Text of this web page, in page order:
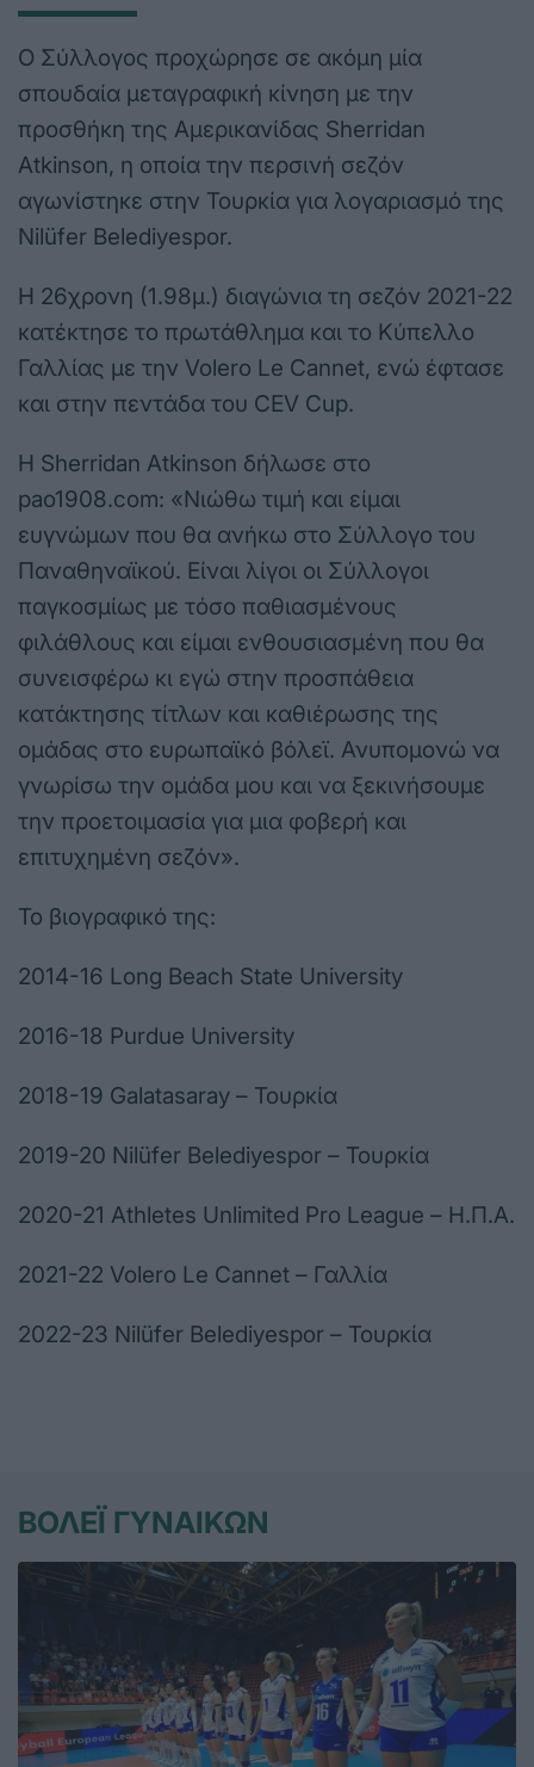
Ο Σύλλογος προχώρησε σε ακόμη μία
σπουδαία μεταγραφική κίνηση με την
προσθήκη της Αμερικανίδας Sherridan
Atkinson, η οποία την περσινή σεζόν
αγωνίστηκε στην Τουρκία για λογαριασμό της
Nilüfer Belediyespor.
Η 26χρονη (1.98μ.) διαγώνια τη σεζόν 2021-22
κατέκτησε το πρωτάθλημα και το Κύπελλο
Γαλλίας με την Volero Le Cannet, ενώ έφτασε
και στην πεντάδα του CEV Cup.
Η Sherridan Atkinson δήλωσε στο
pao1908.com: «Νιώθω τιμή και είμαι
ευγνώμων που θα ανήκω στο Σύλλογο του
Παναθηναϊκού. Είναι λίγοι οι Σύλλογοι
παγκοσμίως με τόσο παθιασμένους
φιλάθλους και είμαι ενθουσιασμένη που θα
συνεισφέρω κι εγώ στην προσπάθεια
κατάκτησης τίτλων και καθιέρωσης της
ομάδας στο ευρωπαϊκό βόλεϊ. Ανυπομονώ να
γνωρίσω την ομάδα μου και να ξεκινήσουμε
την προετοιμασία για μια φοβερή και
επιτυχημένη σεζόν».
Το βιογραφικό της:
2014-16 Long Beach State University
2016-18 Purdue University
2018-19 Galatasaray – Τουρκία
2019-20 Nilüfer Belediyespor – Τουρκία
2020-21 Athletes Unlimited Pro League – Η.Π.Α.
2021-22 Volero Le Cannet – Γαλλία
2022-23 Nilüfer Belediyespor – Τουρκία
ΒΟΛΕΪ ΓΥΝΑΙΚΩΝ